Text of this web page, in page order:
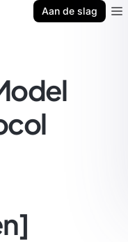
Aan de slag